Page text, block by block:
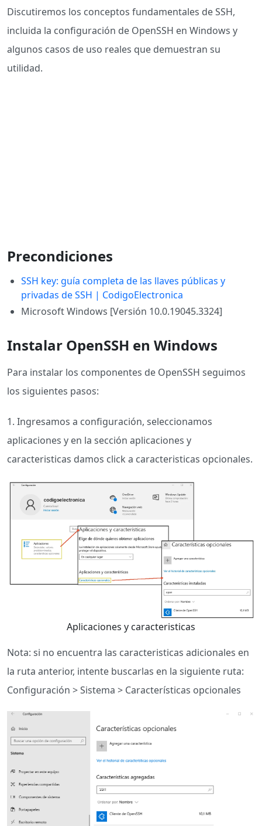
Discutiremos los conceptos fundamentales de SSH,
incluida la configuración de OpenSSH en Windows y
algunos casos de uso reales que demuestran su
utilidad.
Precondiciones
SSH key: guía completa de las llaves públicas y
privadas de SSH | CodigoElectronica
Microsoft Windows [Versión 10.0.19045.3324]
Instalar OpenSSH en Windows
Para instalar los componentes de OpenSSH seguimos
los siguientes pasos:
1. Ingresamos a configuración, seleccionamos
aplicaciones y en la sección aplicaciones y
caracteristicas damos click a caracteristicas opcionales.
Aplicaciones y caracteristicas
Nota: si no encuentra las caracteristicas adicionales en
la ruta anterior, intente buscarlas en la siguiente ruta:
Configuración > Sistema > Características opcionales